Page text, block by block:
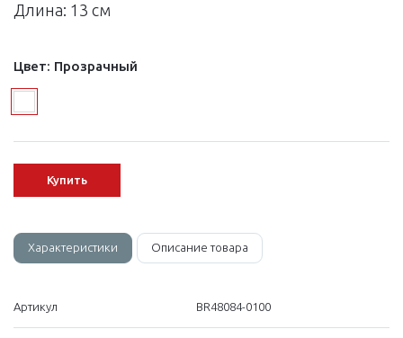
Длина: 13 см
Цвет: Прозрачный
Купить
Характеристики Описание товара
Артикул BR48084-0100